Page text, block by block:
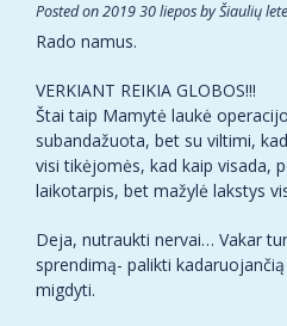
Posted on2019 30 lieposbyŠiaulių
Rado namus.
VERKIANT REIKIA GLOBOS!!!
Štai taip Mamytė laukė
subandažuota, bet su viltimi,
visi tikėjomės, kad kaip visada,
laikotarpis, bet mažylė lakstys
Deja, nutraukti nervai… Vakar
sprendimą- palikti
migdyti.